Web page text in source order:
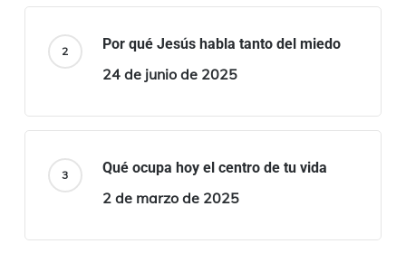
Por qué Jesús habla tanto del miedo
24 de junio de 2025
Qué ocupa hoy el centro de tu vida
2 de marzo de 2025